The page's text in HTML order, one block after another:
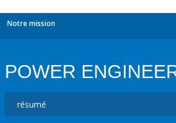
Notre mission
POWER